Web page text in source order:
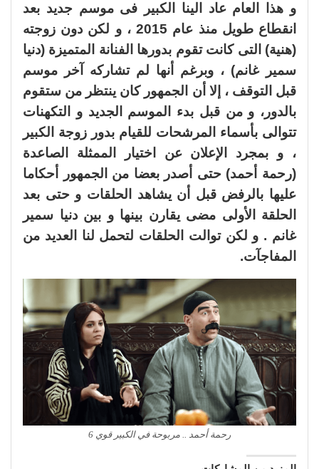
و هذا العام عاد الينا الكبير فى موسم جديد بعد
انقطاع طويل منذ عام 2015 ، و لكن دون زوجته
(هنية) التى كانت تقوم بدورها الفنانة المتميزة (دنيا
سمير غانم) ، وبرغم أنها لم تشاركه آخر موسم
قبل التوقف ، إلا أن الجمهور كان ينتظر من ستقوم
بالدور، و من قبل بدء الموسم الجديد و التكهنات
تتوالى بأسماء المرشحات للقيام بدور زوجة الكبير
، و بمجرد الإعلان عن اختيار الممثلة الصاعدة
(رحمة أحمد) حتى أصدر بعضا من الجمهور أحكاما
عليها بالرفض قبل أن يشاهد الحلقات و حتى بعد
الحلقة الأولى مضى يقارن بينها و بين دنيا سمير
غانم . و لكن توالت الحلقات لتحمل لنا العديد من
المفاجآت.
رحمة أحمد .. مربوحة في الكبير قوي 6